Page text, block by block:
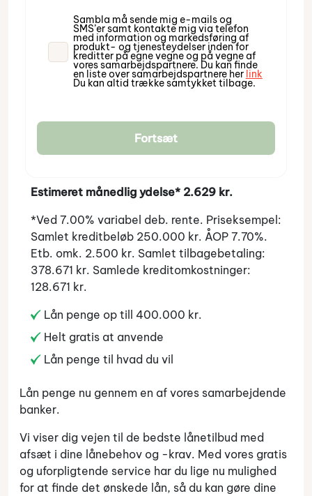
Lån penge op till 400.000 kr.
Helt gratis at anvende
Lån penge til hvad du vil
Sambla må sende mig e-mails og
SMS’er samt kontakte mig via telefon
med information og markedsføring af
produkt- og tjenesteydelser inden for
kreditter på egne vegne og på vegne af
vores samarbejdspartnere. Du kan finde
en liste over samarbejdspartnere her link
Du kan altid trække samtykket tilbage.
Fortsæt
Estimeret månedlig ydelse* 2.629 kr.
*Ved 7.00% variabel deb. rente. Priseksempel:
Samlet kreditbeløb 250.000 kr. ÅOP 7.70%.
Etb. omk. 2.500 kr. Samlet tilbagebetaling:
378.671 kr. Samlede kreditomkostninger:
128.671 kr.
Lån penge nu gennem en af vores samarbejdende
banker.
Vi viser dig vejen til de bedste lånetilbud med
afsæt i dine lånebehov og -krav. Med vores gratis
og uforpligtende service har du lige nu mulighed
for at finde det ønskede lån, så du kan gøre dine